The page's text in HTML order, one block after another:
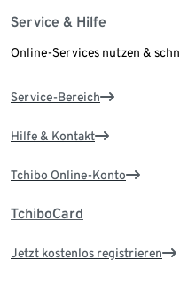
Service & Hilfe
Online-Services nutzen &
Service-Bereich
Hilfe & Kontakt
Tchibo Online-Konto
TchiboCard
Jetzt kostenlos registrieren